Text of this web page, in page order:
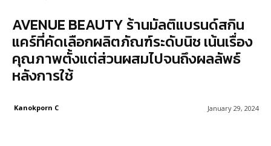
AVENUE BEAUTY ร้านมัลติแบรนด์สกิน
แคร์ที่คัดเลือกผลิตภัณฑ์ระดับนิช เน้นเรื่อง
คุณภาพตั้งแต่ส่วนผสมไปจนถึงผลลัพธ์
หลังการใช้
January 29, 2024
Kanokporn C